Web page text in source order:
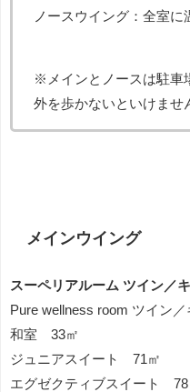
ノースウイング：全室に
※メインとノースは駐車
外を歩かないといけませ
メインウイング
スーペリアルーム ツイン
Pure wellness room ツイン
和室 33㎡
ジュニアスイート 71㎡
エグゼクティブスイート 78